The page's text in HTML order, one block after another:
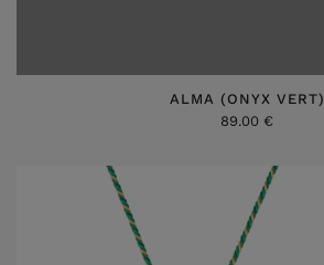
ALMA (ONYX VERT)
89.00 €